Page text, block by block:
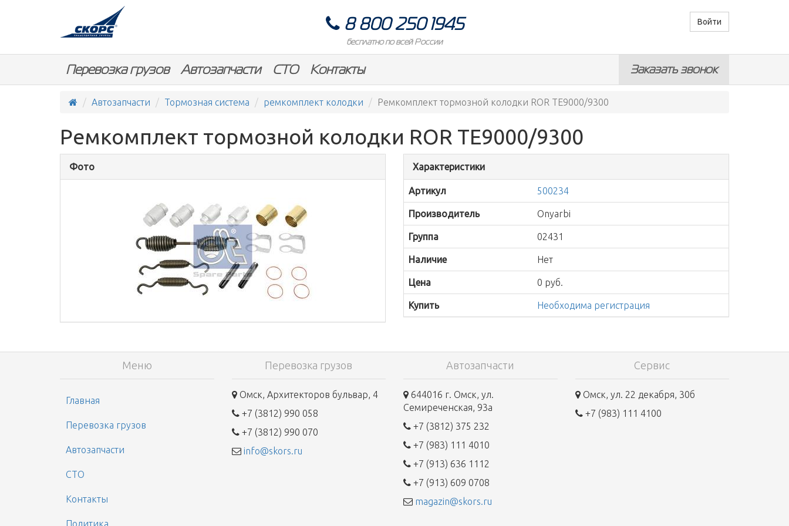
8 800 250 1945
бесплатно по всей России
Войти
Перевозка грузов Автозапчасти СТО Контакты Заказать звонок
Автозапчасти Тормозная система ремкомплект колодки Ремкомплект тормозной колодки ROR TE9000/9300
Ремкомплект тормозной колодки ROR TE9000/9300
Фото Характеристики
Артикул 500234
Производитель Onyarbi
Группа 02431
Наличие Нет
Цена 0 руб.
Купить Необходима регистрация
Меню
Главная
Перевозка грузов
Автозапчасти
СТО
Контакты
Политика
Перевозка грузов
Омск, Архитекторов бульвар, 4
+7 (3812) 990 058
+7 (3812) 990 070
info@skors.ru
Автозапчасти
644016 г. Омск, ул.
Семиреченская, 93а
+7 (3812) 375 232
+7 (983) 111 4010
+7 (913) 636 1112
+7 (913) 609 0708
magazin@skors.ru
Сервис
Омск, ул. 22 декабря, 30б
+7 (983) 111 4100